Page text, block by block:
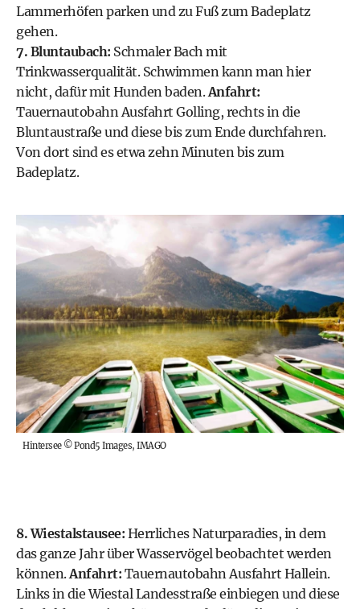
Lammerhöfen parken und zu Fuß zum Badeplatz
gehen.
7. Bluntaubach: Schmaler Bach mit
Trinkwasserqualität. Schwimmen kann man hier
nicht, dafür mit Hunden baden.Anfahrt:
Tauernautobahn Ausfahrt Golling, rechts in die
Bluntaustraße und diese bis zum Ende durchfahren.
Von dort sind es etwa zehn Minuten bis zum
Badeplatz.
Hintersee©Pond5 Images, IMAGO
8. Wiestalstausee: Herrliches Naturparadies, in dem
das ganze Jahr über Wasservögel beobachtet werden
können.Anfahrt: Tauernautobahn Ausfahrt Hallein.
Links in die Wiestal Landesstraße einbiegen und diese